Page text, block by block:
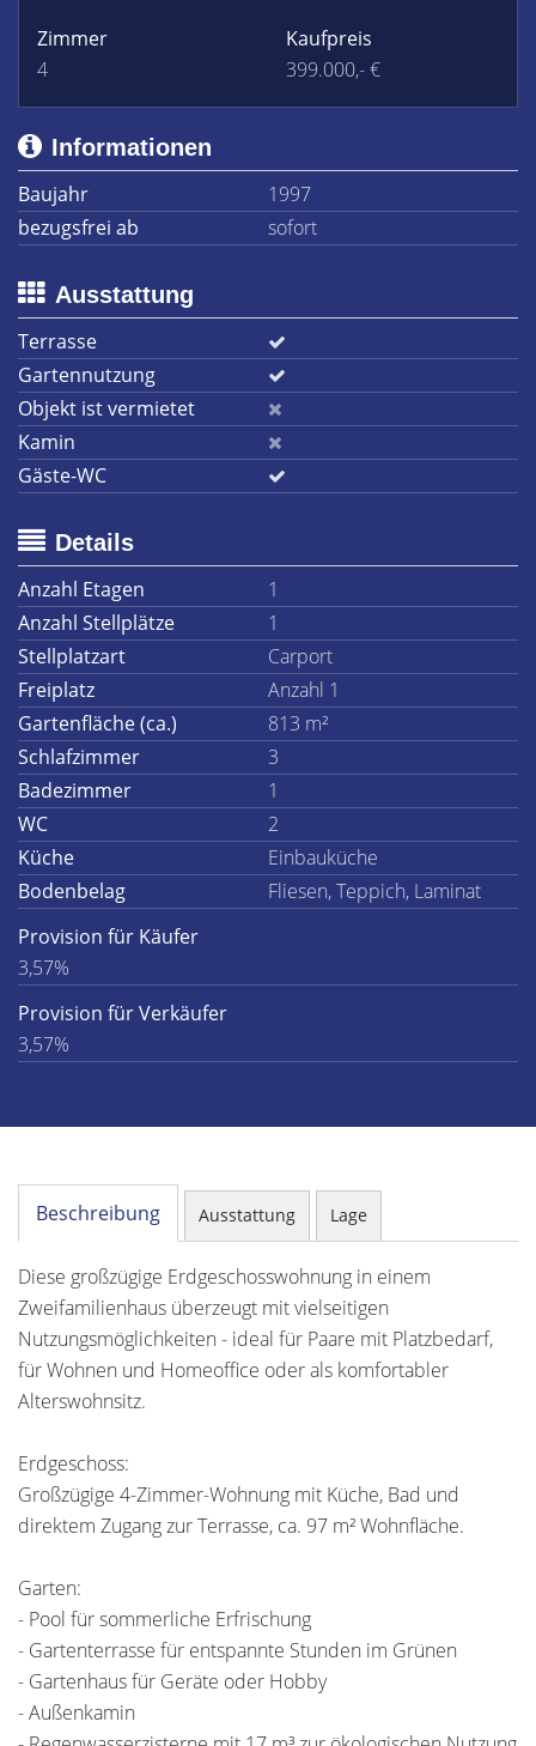
Zimmer
4
Kaufpreis
399.000,- €
Informationen
Baujahr
1997
bezugsfrei ab
sofort
Ausstattung
Terrasse
Gartennutzung
Objekt ist vermietet
Kamin
Gäste-WC
Details
Anzahl Etagen
1
Anzahl Stellplätze
1
Stellplatzart
Carport
Freiplatz
Anzahl 1
Gartenfläche (ca.)
813 m²
Schlafzimmer
3
Badezimmer
1
WC
2
Küche
Einbauküche
Bodenbelag
Fliesen, Teppich, Laminat
Provision für Käufer
3,57%
Provision für Verkäufer
3,57%
Beschreibung Ausstattung Lage
Diese großzügige Erdgeschosswohnung in einem
Zweifamilienhaus überzeugt mit vielseitigen
Nutzungsmöglichkeiten - ideal für Paare mit Platzbedarf,
für Wohnen und Homeoffice oder als komfortabler
Alterswohnsitz.
Erdgeschoss:
Großzügige 4-Zimmer-Wohnung mit Küche, Bad und
direktem Zugang zur Terrasse, ca. 97 m² Wohnfläche.
Garten:
- Pool für sommerliche Erfrischung
- Gartenterrasse für entspannte Stunden im Grünen
- Gartenhaus für Geräte oder Hobby
- Außenkamin